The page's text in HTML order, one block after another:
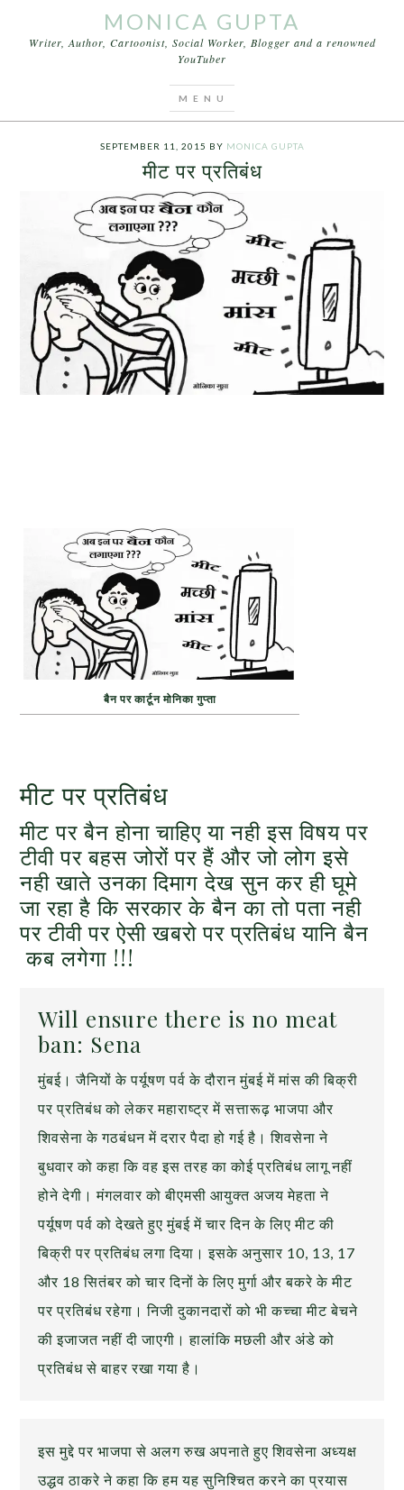
MONICA GUPTA
Writer, Author, Cartoonist, Social Worker, Blogger and a renowned
YouTuber
SEPTEMBER 11, 2015 BY MONICA GUPTA
मीट पर प्रतिबंध
बैन पर कार्टून मोनिका गुप्ता
मीट पर प्रतिबंध
मीट पर बैन होना चाहिए या नही इस विषय पर
टीवी पर बहस जोरों पर हैं और जो लोग इसे
नही खाते उनका दिमाग देख सुन कर ही घूमे
जा रहा है कि सरकार के बैन का तो पता नही
पर टीवी पर ऐसी खबरो पर प्रतिबंध यानि बैन
कब लगेगा !!!
Will ensure there is no meat
ban: Sena
मुंबई। जैनियों के पर्यूषण पर्व के दौरान मुंबई में मांस की बिक्री
पर प्रतिबंध को लेकर महाराष्ट्र में सत्तारूढ़ भाजपा और
शिवसेना के गठबंधन में दरार पैदा हो गई है। शिवसेना ने
बुधवार को कहा कि वह इस तरह का कोई प्रतिबंध लागू नहीं
होने देगी। मंगलवार को बीएमसी आयुक्त अजय मेहता ने
पर्यूषण पर्व को देखते हुए मुंबई में चार दिन के लिए मीट की
बिक्री पर प्रतिबंध लगा दिया। इसके अनुसार 10, 13, 17
और 18 सितंबर को चार दिनों के लिए मुर्गा और बकरे के मीट
पर प्रतिबंध रहेगा। निजी दुकानदारों को भी कच्चा मीट बेचने
की इजाजत नहीं दी जाएगी। हालांकि मछली और अंडे को
प्रतिबंध से बाहर रखा गया है।
इस मुद्दे पर भाजपा से अलग रुख अपनाते हुए शिवसेना अध्यक्ष
उद्धव ठाकरे ने कहा कि हम यह सुनिश्चित करने का प्रयास